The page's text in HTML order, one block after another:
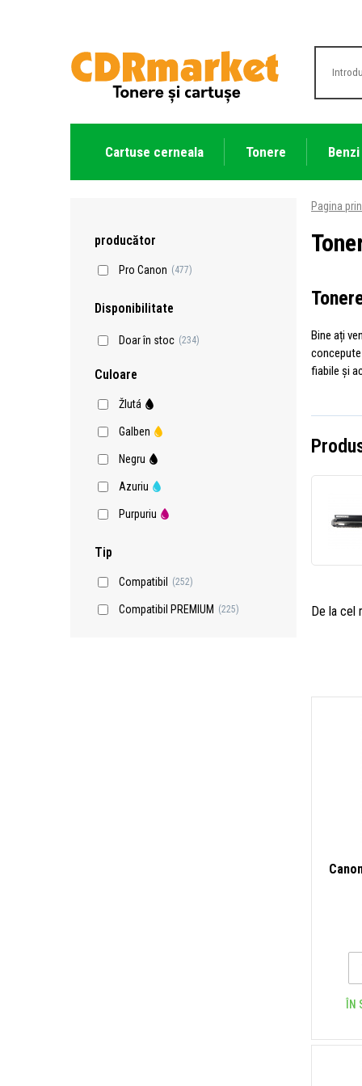
Cartuse cerneala Tonere
producător
Pro Canon (477)
Disponibilitate
Doar în stoc (234)
Culoare
Žlutá
Galben
Negru
Azuriu
Purpuriu
Tip
Compatibil (252)
Compatibil PREMIUM (225)
Pagina
Bine ați
fiabile și
De la cel
ÎN